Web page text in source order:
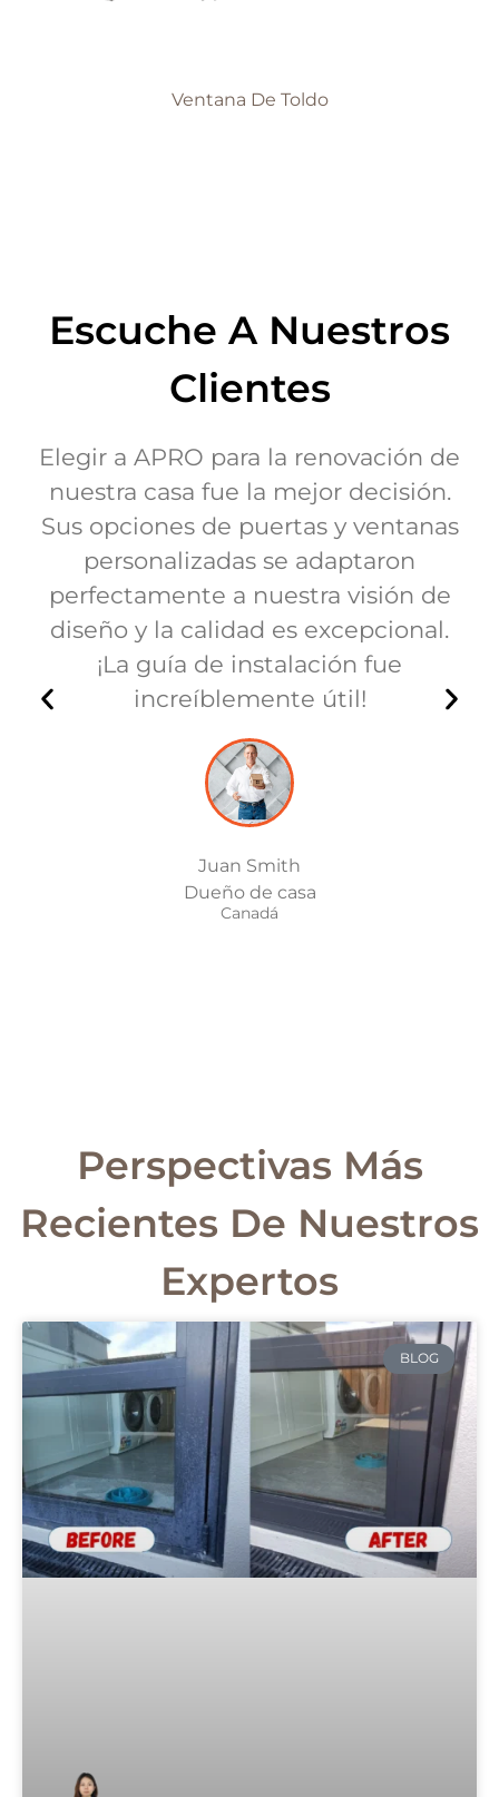
Ventana De Toldo
Escuche A Nuestros
Clientes
Elegir a APRO para la renovación de
nuestra casa fue la mejor decisión.
Sus opciones de puertas y ventanas
personalizadas se adaptaron
perfectamente a nuestra visión de
diseño y la calidad es excepcional.
¡La guía de instalación fue
increíblemente útil!
Juan Smith
Dueño de casa
Canadá
Perspectivas Más
Recientes De Nuestros
Expertos
BLOG